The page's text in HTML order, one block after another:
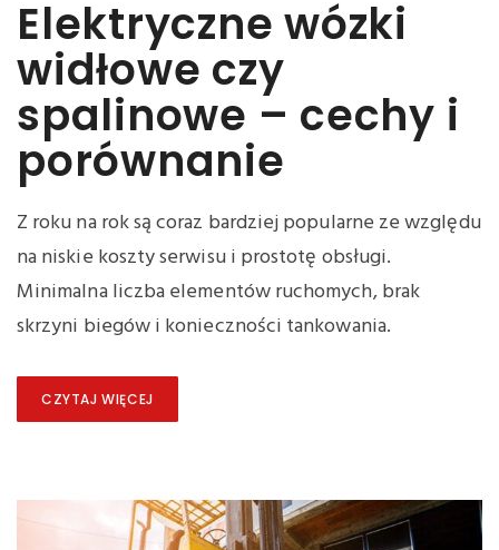
Elektryczne wózki
widłowe czy
spalinowe – cechy i
porównanie
Z roku na rok są coraz bardziej popularne ze względu
na niskie koszty serwisu i prostotę obsługi.
Minimalna liczba elementów ruchomych, brak
skrzyni biegów i konieczności tankowania.
CZYTAJ WIĘCEJ